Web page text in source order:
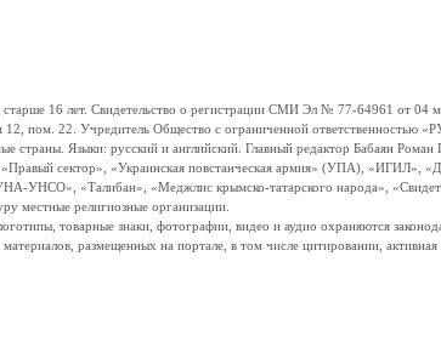
16 лет. Свидетельство о регистрации СМИ Эл № 77-64961 от 04
пом. 22. Учредитель Общество с ограниченной
страны. Языки: русский и английский. Главный редактор Бабаян
«Правый сектор», «Украинская повстанческая армия» (УПА),
УНСО», «Талибан», «Меджлис крымско-татарского народа»,
местные религиозные организации.
товарные знаки, фотографии, видео и аудио охраняются
размещенных на портале, в том числе цитировании,